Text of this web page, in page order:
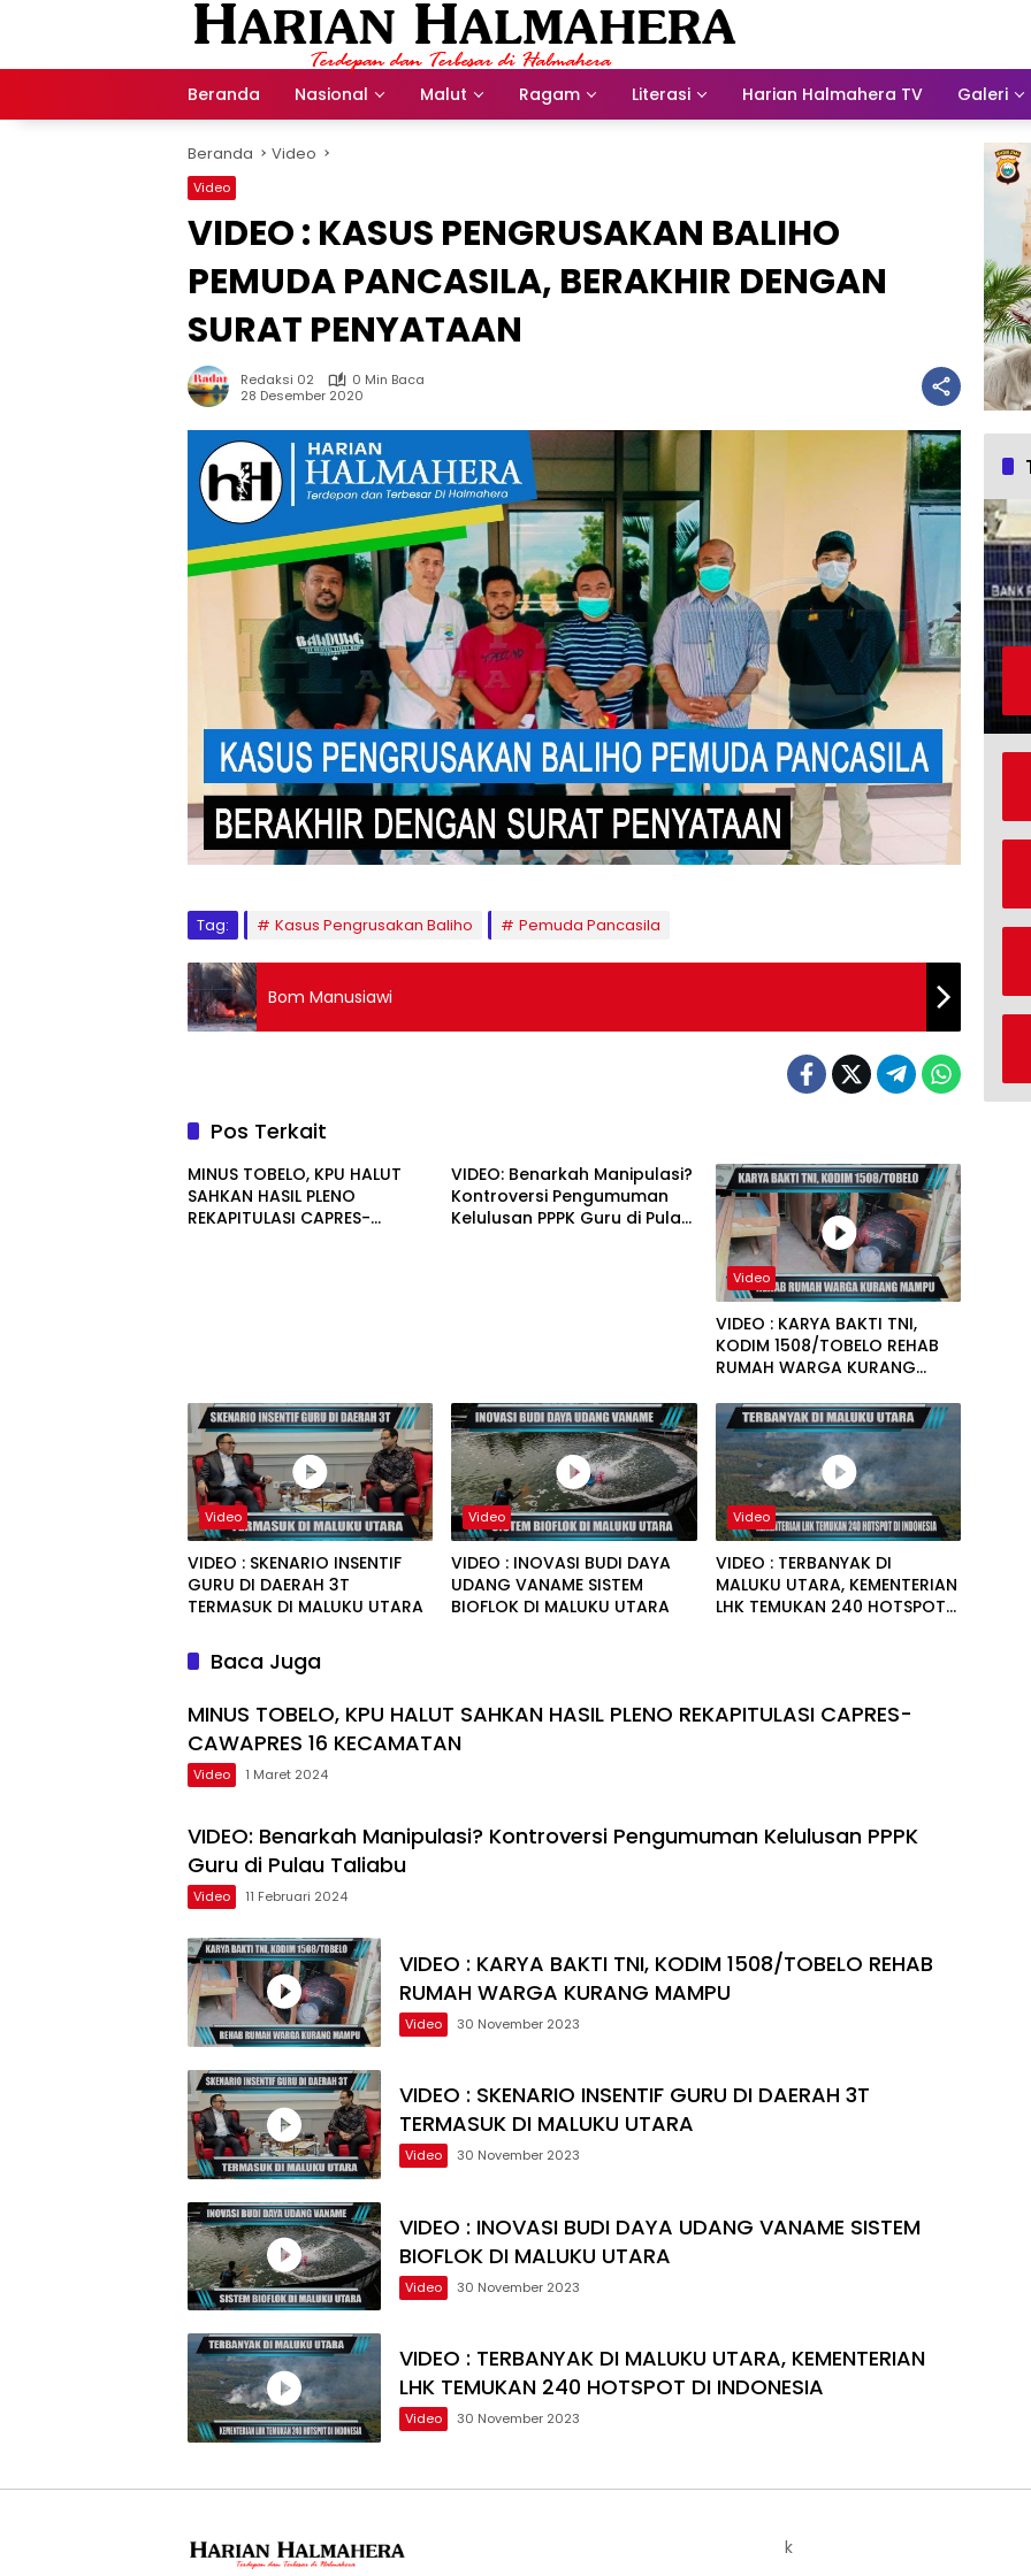
Beranda Nasional Malut Ragam Literasi Harian Halmahera TV Galeri
Beranda Video
Video
VIDEO : KASUS PENGRUSAKAN BALIHO
PEMUDA PANCASILA, BERAKHIR DENGAN
SURAT PENYATAAN
Redaksi 02
0 Min Baca
28 Desember 2020
Tag: Kasus Pengrusakan Baliho Pemuda Pancasila
Bom Manusiawi
Pos Terkait
MINUS TOBELO, KPU HALUT
SAHKAN HASIL PLENO
REKAPITULASI CAPRES-
VIDEO: Benarkah Manipulasi?
Kontroversi Pengumuman
Kelulusan PPPK Guru di Pulau
Video
VIDEO : KARYA BAKTI TNI,
KODIM 1508/TOBELO REHAB
RUMAH WARGA KURANG
Video
VIDEO : SKENARIO INSENTIF
GURU DI DAERAH 3T
TERMASUK DI MALUKU UTARA
Video
VIDEO : INOVASI BUDI DAYA
UDANG VANAME SISTEM
BIOFLOK DI MALUKU UTARA
Video
VIDEO : TERBANYAK DI
MALUKU UTARA, KEMENTERIAN
LHK TEMUKAN 240 HOTSPOT
Baca Juga
MINUS TOBELO, KPU HALUT SAHKAN HASIL PLENO REKAPITULASI CAPRES-
CAWAPRES 16 KECAMATAN
Video 1 Maret 2024
VIDEO: Benarkah Manipulasi? Kontroversi Pengumuman Kelulusan PPPK
Guru di Pulau Taliabu
Video 11 Februari 2024
VIDEO : KARYA BAKTI TNI, KODIM 1508/TOBELO REHAB
RUMAH WARGA KURANG MAMPU
Video 30 November 2023
VIDEO : SKENARIO INSENTIF GURU DI DAERAH 3T
TERMASUK DI MALUKU UTARA
Video 30 November 2023
VIDEO : INOVASI BUDI DAYA UDANG VANAME SISTEM
BIOFLOK DI MALUKU UTARA
Video 30 November 2023
VIDEO : TERBANYAK DI MALUKU UTARA, KEMENTERIAN
LHK TEMUKAN 240 HOTSPOT DI INDONESIA
Video 30 November 2023
k